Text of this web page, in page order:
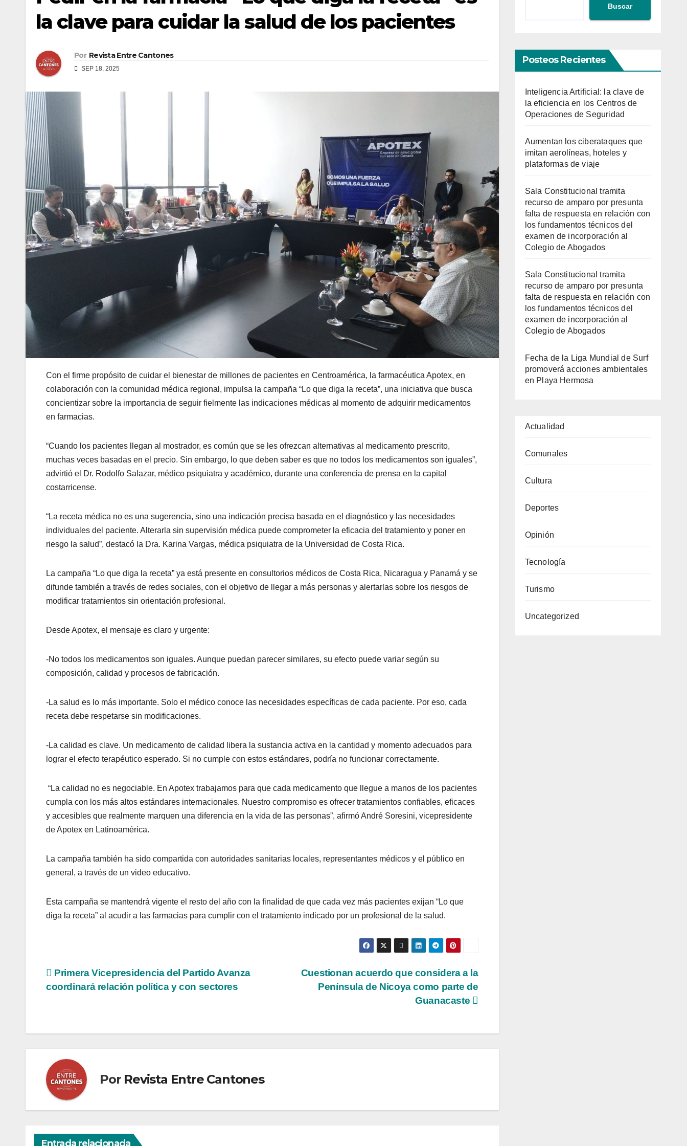
la clave para cuidar la salud de los pacientes
Por Revista Entre Cantones
SEP 18, 2025
Con el firme propósito de cuidar el bienestar de millones de pacientes en Centroamérica, la farmacéutica Apotex, en
colaboración con la comunidad médica regional, impulsa la campaña “Lo que diga la receta”, una iniciativa que busca
concientizar sobre la importancia de seguir fielmente las indicaciones médicas al momento de adquirir medicamentos
en farmacias.
“Cuando los pacientes llegan al mostrador, es común que se les ofrezcan alternativas al medicamento prescrito,
muchas veces basadas en el precio. Sin embargo, lo que deben saber es que no todos los medicamentos son iguales”,
advirtió el Dr. Rodolfo Salazar, médico psiquiatra y académico, durante una conferencia de prensa en la capital
costarricense.
“La receta médica no es una sugerencia, sino una indicación precisa basada en el diagnóstico y las necesidades
individuales del paciente. Alterarla sin supervisión médica puede comprometer la eficacia del tratamiento y poner en
riesgo la salud”, destacó la Dra. Karina Vargas, médica psiquiatra de la Universidad de Costa Rica.
La campaña “Lo que diga la receta” ya está presente en consultorios médicos de Costa Rica, Nicaragua y Panamá y se
difunde también a través de redes sociales, con el objetivo de llegar a más personas y alertarlas sobre los riesgos de
modificar tratamientos sin orientación profesional.
Desde Apotex, el mensaje es claro y urgente:
-No todos los medicamentos son iguales. Aunque puedan parecer similares, su efecto puede variar según su
composición, calidad y procesos de fabricación.
-La salud es lo más importante. Solo el médico conoce las necesidades específicas de cada paciente. Por eso, cada
receta debe respetarse sin modificaciones.
-La calidad es clave. Un medicamento de calidad libera la sustancia activa en la cantidad y momento adecuados para
lograr el efecto terapéutico esperado. Si no cumple con estos estándares, podría no funcionar correctamente.
“La calidad no es negociable. En Apotex trabajamos para que cada medicamento que llegue a manos de los pacientes
cumpla con los más altos estándares internacionales. Nuestro compromiso es ofrecer tratamientos confiables, eficaces
y accesibles que realmente marquen una diferencia en la vida de las personas”, afirmó André Soresini, vicepresidente
de Apotex en Latinoamérica.
La campaña también ha sido compartida con autoridades sanitarias locales, representantes médicos y el público en
general, a través de un video educativo.
Esta campaña se mantendrá vigente el resto del año con la finalidad de que cada vez más pacientes exijan “Lo que
diga la receta” al acudir a las farmacias para cumplir con el tratamiento indicado por un profesional de la salud.
Navegación
Cuestionan acuerdo que considera a la
Península de Nicoya como parte de
Guanacaste
Primera Vicepresidencia del Partido Avanza
coordinará relación política y con sectores
Por Revista Entre Cantones
Entrada relacionada
Buscar
Posteos Recientes
Inteligencia Artificial: la clave de
la eficiencia en los Centros de
Operaciones de Seguridad
Aumentan los ciberataques que
imitan aerolíneas, hoteles y
plataformas de viaje
Sala Constitucional tramita
recurso de amparo por presunta
falta de respuesta en relación con
los fundamentos técnicos del
examen de incorporación al
Colegio de Abogados
Sala Constitucional tramita
recurso de amparo por presunta
falta de respuesta en relación con
los fundamentos técnicos del
examen de incorporación al
Colegio de Abogados
Fecha de la Liga Mundial de Surf
promoverá acciones ambientales
en Playa Hermosa
Actualidad
Comunales
Cultura
Deportes
Opinión
Tecnología
Turismo
Uncategorized